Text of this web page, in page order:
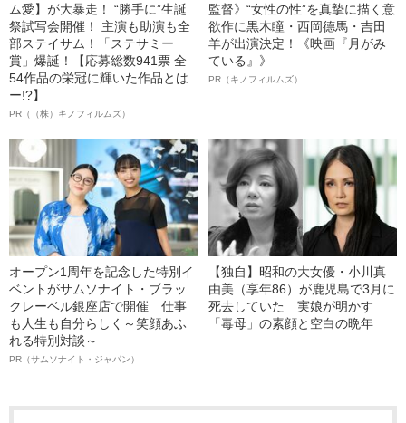
ム愛】が大暴走！ “勝手に”生誕
祭試写会開催！ 主演も助演も全
部ステイサム！「ステサミー
賞」爆誕！【応募総数941票 全
54作品の栄冠に輝いた作品とは
ー!?】
PR（（株）キノフィルムズ）
監督》“女性の性”を真摯に描く意
欲作に黒木瞳・西岡德馬・吉田
羊が出演決定！《映画『月がみ
ている』》
PR（キノフィルムズ）
オープン1周年を記念した特別イ
ベントがサムソナイト・ブラッ
クレーベル銀座店で開催 仕事
も人生も自分らしく～笑顔あふ
れる特別対談～
PR（サムソナイト・ジャパン）
【独自】昭和の大女優・小川真
由美（享年86）が鹿児島で3月に
死去していた 実娘が明かす
「毒母」の素顔と空白の晩年